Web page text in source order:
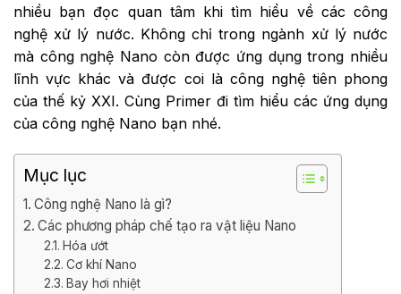
nhiều bạn đọc quan tâm khi tìm hiểu về các công
nghệ xử lý nước. Không chỉ trong ngành xử lý nước
mà công nghệ Nano còn được ứng dụng trong nhiều
lĩnh vực khác và được coi là công nghệ tiên phong
của thế kỷ XXI. Cùng Primer đi tìm hiểu các ứng dụng
của công nghệ Nano bạn nhé.
Mục lục
Công nghệ Nano là gì?
Các phương pháp chế tạo ra vật liệu Nano
Hóa ướt
Cơ khí Nano
Bay hơi nhiệt